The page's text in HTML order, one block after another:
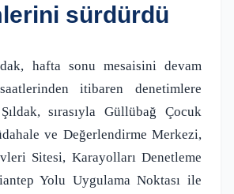
sürdürdü
hafta sonu mesaisini devam
itibaren denetimlere
sırasıyla Güllübağ Çocuk
ve Değerlendirme Merkezi,
Sitesi, Karayolları Denetleme
Yolu Uygulama Noktası ile